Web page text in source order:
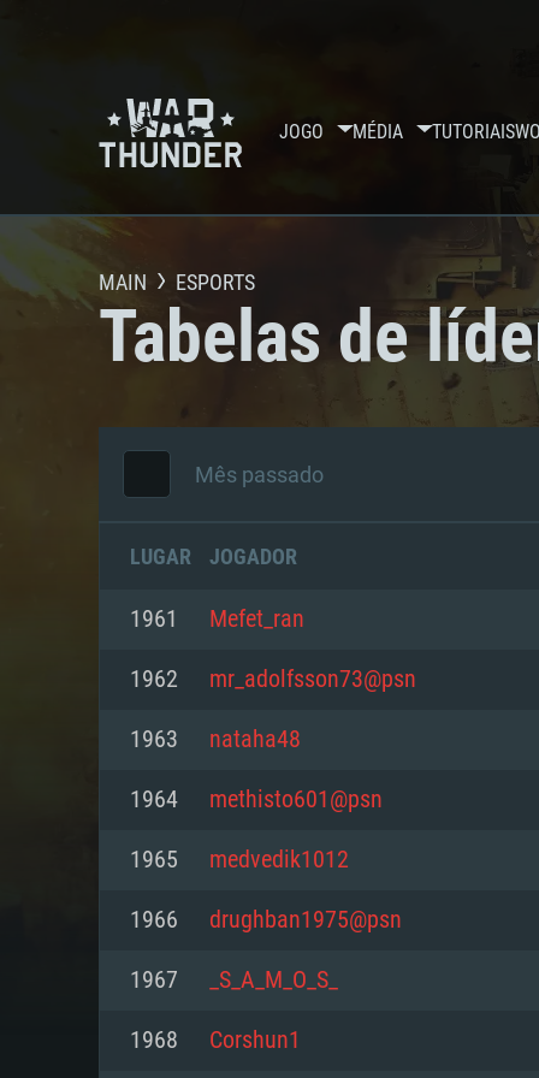
JOGO MÉDIA TUTORIAIS
MAIN ESPORTS
Tabelas de
Mês passado
LUGAR JOGADOR
1961 Mefet_ran
1962 mr_adolfsson73@psn
1963 nataha48
1964 methisto601@psn
1965 medvedik1012
1966 drughban1975@psn
1967 _S_A_M_O_S_
1968 Corshun1